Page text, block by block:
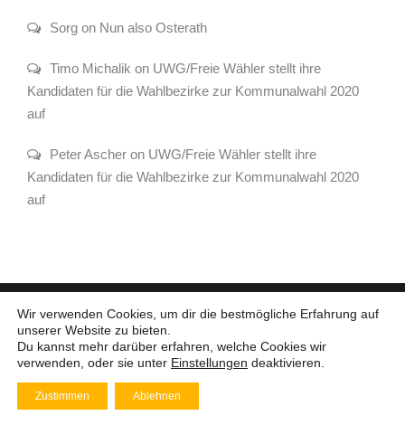
Sorg on Nun also Osterath
Timo Michalik on UWG/Freie Wähler stellt ihre
Kandidaten für die Wahlbezirke zur Kommunalwahl 2020
auf
Peter Ascher on UWG/Freie Wähler stellt ihre
Kandidaten für die Wahlbezirke zur Kommunalwahl 2020
auf
© 2010 - 2026 UWG Meerbusch | All Rights Reserved
Kontakt /Impressum /Datenschutz /
Wir verwenden Cookies, um dir die bestmögliche Erfahrung auf
unserer Website zu bieten.
Du kannst mehr darüber erfahren, welche Cookies wir
verwenden, oder sie unter Einstellungen deaktivieren.
Zustimmen Ablehnen